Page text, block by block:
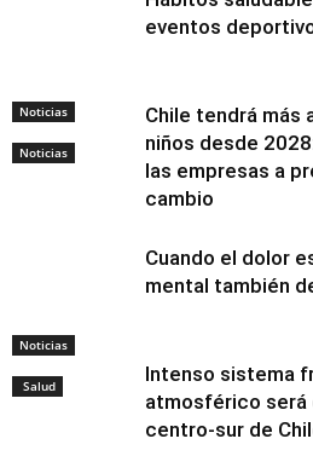
Noticias
Noticias
eventos
Noticias
Chile tendrá más
niños desde
las empresas a
cambio
Salud
Cuando el dolor
mental también
Intenso sistema
atmosférico será
centro-sur de